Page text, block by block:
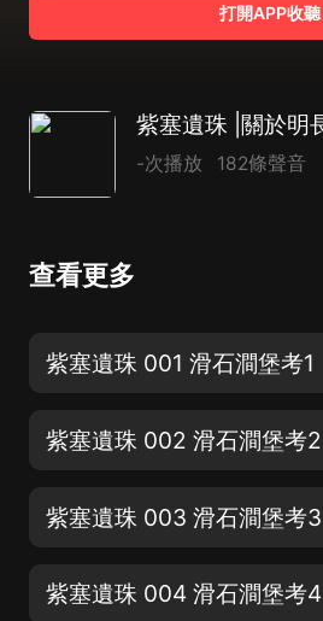
打開APP收聽
-次播放 182條聲音
查看更多
紫塞遺珠 001 滑石澗堡考1
紫塞遺珠 002 滑石澗堡考2
紫塞遺珠 003 滑石澗堡考3
紫塞遺珠 004 滑石澗堡考4